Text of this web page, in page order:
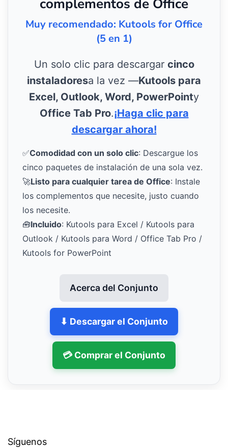
complementos de Office
Muy recomendado: Kutools for Office
(5 en 1)
Un solo clic para descargar cinco
instaladoresa la vez —Kutools para
Excel, Outlook, Word, PowerPointy
Office Tab Pro.¡Haga clic para
descargar ahora!
✅Comodidad con un solo clic: Descargue los
cinco paquetes de instalación de una sola vez.
🚀Listo para cualquier tarea de Office: Instale
los complementos que necesite, justo cuando
los necesite.
🧰Incluido: Kutools para Excel / Kutools para
Outlook / Kutools para Word / Office Tab Pro /
Kutools for PowerPoint
Acerca del Conjunto
⬇ Descargar el Conjunto
💳 Comprar el Conjunto
Síguenos